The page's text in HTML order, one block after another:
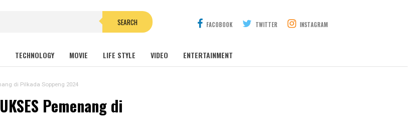
SEARCH FACOBOOK TWITTER INSTAGRAM
TECHNOLOGY MOVIE LIFE STYLE VIDEO ENTERTAINMENT
di Pilkada Soppeng 2024
Pemenang di